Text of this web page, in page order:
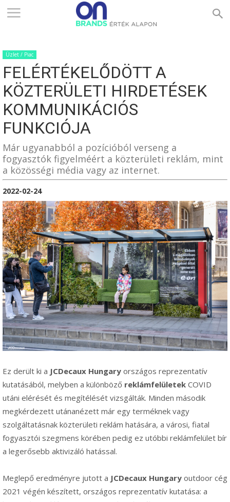
ONBRANDS
–
ÉRTÉK
ALAPON
Üzlet / Piac
FELÉRTÉKELŐDÖTT A
KÖZTERÜLETI HIRDETÉSEK
KOMMUNIKÁCIÓS
FUNKCIÓJA
Már ugyanabból a pozícióból verseng a
fogyasztók figyelméért a közterületi reklám, mint
a közösségi média vagy az internet.
2022-02-24
Ez derült ki a JCDecaux Hungary országos reprezentatív
kutatásából, melyben a különböző reklámfelületek COVID
utáni elérését és megítélését vizsgálták. Minden második
megkérdezett utánanézett már egy terméknek vagy
szolgáltatásnak közterületi reklám hatására, a városi, fiatal
fogyasztói szegmens körében pedig ez utóbbi reklámfelület bír
a legerősebb aktivizáló hatással.
Meglepő eredményre jutott a JCDecaux Hungary outdoor cég
2021 végén készített, országos reprezentatív kutatása: a